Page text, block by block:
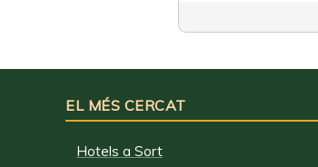
EL MÉS CERCAT
Hotels a Sort